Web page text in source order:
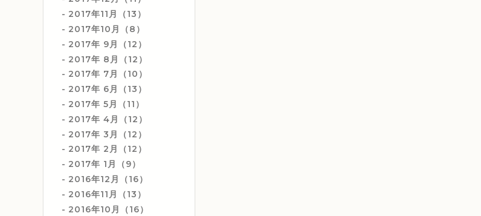
2017年11月（13）
2017年10月（8）
2017年 9月（12）
2017年 8月（12）
2017年 7月（10）
2017年 6月（13）
2017年 5月（11）
2017年 4月（12）
2017年 3月（12）
2017年 2月（12）
2017年 1月（9）
2016年12月（16）
2016年11月（13）
2016年10月（16）